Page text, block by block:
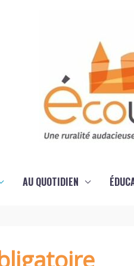
AU QUOTIDIEN